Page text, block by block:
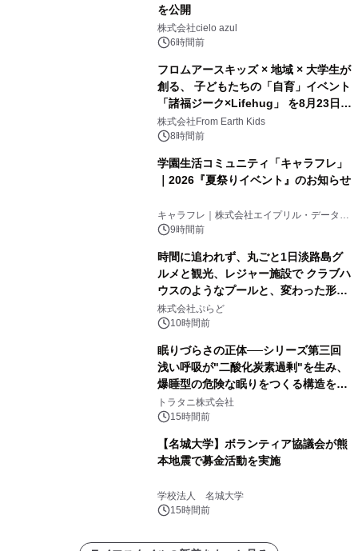
を公開
株式会社cielo azul
6時間前
フロムアースキッズ × 地域 × 大学生が
創る、 子どもたちの「自育」イベント
「諸福ジーク×Lifehug」 を8月23日
(日)開催
株式会社From Earth Kids
8時間前
学園生活コミュニティ「キャラフレ」
｜2026『夏祭りイベント』のお知らせ
キャラフレ｜株式会社エイプリル・データ・
デザインズ
9時間前
時間に追われず、丸ごと1日淡路島グ
ルメと観光、レジャー施設で クラブハ
ウスのようなプールと、変わった形の
サウナも 「THE BOXY AWAJI」のお
得な素泊まり連泊プランで
株式会社ぷらど
10時間前
眠りづらさの正体──シリーズ第三回
浅い呼吸が"二酸化炭素過剰"を生み、
爆睡型の危険な眠りをつくる構造を解
説
トラタニ株式会社
15時間前
【名城大学】ボランティア協議会が熊
本地震で募金活動を実施
学校法人 名城大学
15時間前